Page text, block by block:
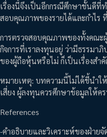
เรื่องนี้จึงเป็นอีกกรณีศึกษาชั้นดีที่ท
สอบคุณภาพของรายได้และกำไร
การตรวจสอบคุณภาพของทั้งคณะ
กิจการที่เราลงทุนอยู่ ว่ามีธรรมา
ของผู้ถือหุ้นหรือไม่ ก็เป็นเรื่องสำ
หมายเหตุ: บทความนี้ไม่ได้ชี้นำ
เสี่ยง ผู้ลงทุนควรศึกษาข้อมูลให้
References
-คำอธิบายและวิเคราะห์ของฝ่าย